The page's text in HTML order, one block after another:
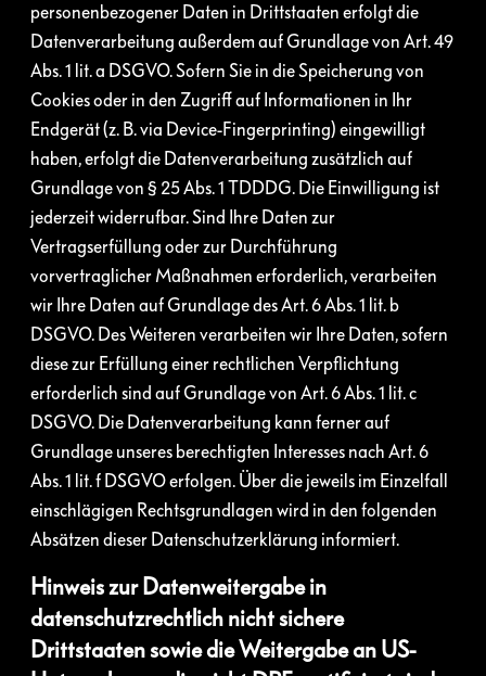
personenbezogener Daten in Drittstaaten erfolgt die
Datenverarbeitung außerdem auf Grundlage von Art. 49
Abs. 1 lit. a DSGVO. Sofern Sie in die Speicherung von
Cookies oder in den Zugriff auf Informationen in Ihr
Endgerät (z. B. via Device-Fingerprinting) eingewilligt
haben, erfolgt die Datenverarbeitung zusätzlich auf
Grundlage von § 25 Abs. 1 TDDDG. Die Einwilligung ist
jederzeit widerrufbar. Sind Ihre Daten zur
Vertragserfüllung oder zur Durchführung
vorvertraglicher Maßnahmen erforderlich, verarbeiten
wir Ihre Daten auf Grundlage des Art. 6 Abs. 1 lit. b
DSGVO. Des Weiteren verarbeiten wir Ihre Daten, sofern
diese zur Erfüllung einer rechtlichen Verpflichtung
erforderlich sind auf Grundlage von Art. 6 Abs. 1 lit. c
DSGVO. Die Datenverarbeitung kann ferner auf
Grundlage unseres berechtigten Interesses nach Art. 6
Abs. 1 lit. f DSGVO erfolgen. Über die jeweils im Einzelfall
einschlägigen Rechtsgrundlagen wird in den folgenden
Absätzen dieser Datenschutzerklärung informiert.
Hinweis zur Datenweitergabe in
datenschutzrechtlich nicht sichere
Drittstaaten sowie die Weitergabe an US-